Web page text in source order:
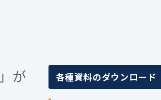
が
各種資料のダウンロード